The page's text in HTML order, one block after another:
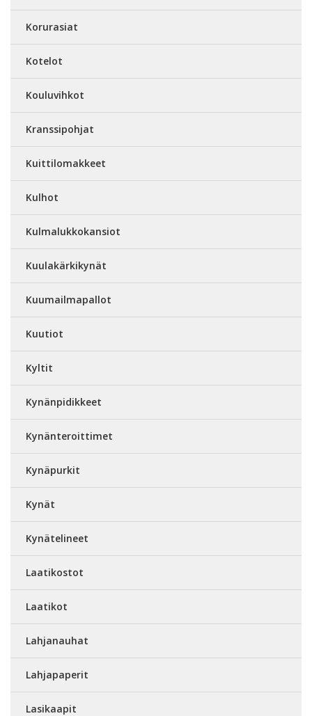
Korurasiat
Kotelot
Kouluvihkot
Kranssipohjat
Kuittilomakkeet
Kulhot
Kulmalukkokansiot
Kuulakärkikynät
Kuumailmapallot
Kuutiot
Kyltit
Kynänpidikkeet
Kynänteroittimet
Kynäpurkit
Kynät
Kynätelineet
Laatikostot
Laatikot
Lahjanauhat
Lahjapaperit
Lasikaapit